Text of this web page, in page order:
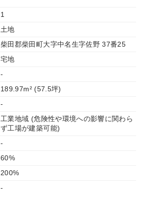
1
土地
柴田郡柴田町大字中名生字佐野 37番25
宅地
-
189.97m² (57.5坪)
-
工業地域 (危険性や環境への影響に関わら
ず工場が建築可能)
-
60%
200%
-